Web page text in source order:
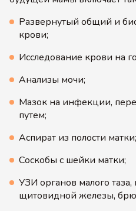
Развернутый общий и
крови;
Исследование крови на
Анализы мочи;
Мазок на инфекции,
путем;
Аспират из полости матки;
Соскобы с шейки матки;
УЗИ органов малого
щитовидной железы,